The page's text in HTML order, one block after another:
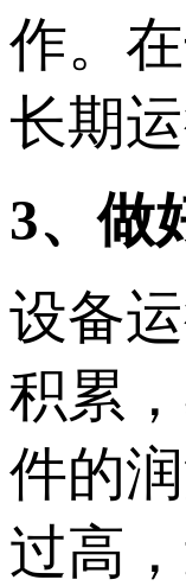
作。
长期
3、做
设备
积累
件的
过高